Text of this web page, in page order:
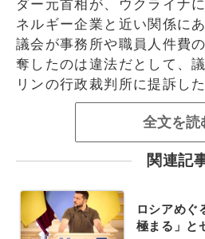
ダー元首相が、ウクライナ
ネルギー企業と近い関係に
議会が事務所や職員人件費
奪したのは違法だとして、
リンの行政裁判所に提訴した
全文を読
関連記
ロシアめぐ
極まる」と